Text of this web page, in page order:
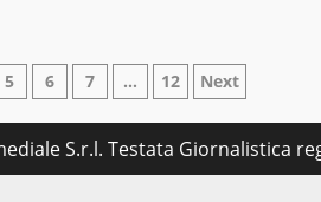
5 6 7 … 12 Next
S.r.l. Testata Giornalistica